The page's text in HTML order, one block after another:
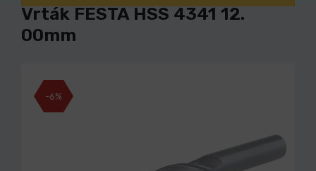
Vrták FESTA HSS 4341 12.
00mm
-6%